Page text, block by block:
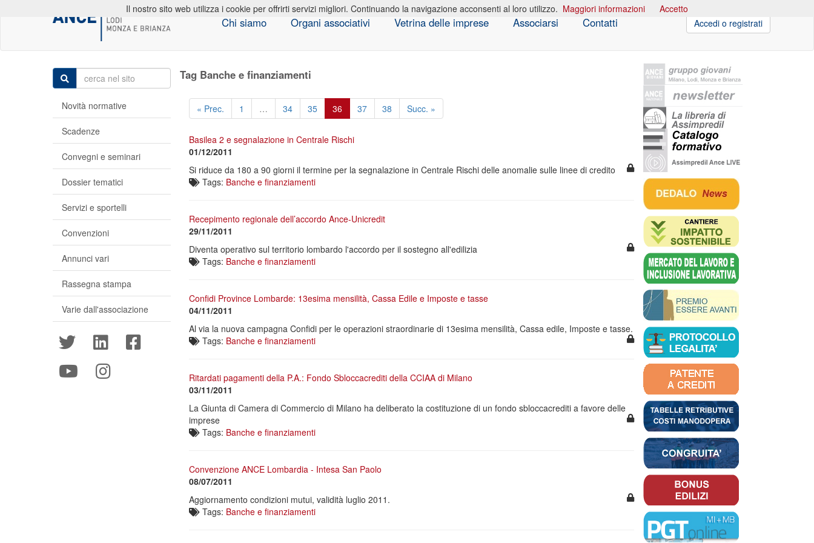
Chi siamo Organi associativi Vetrina delle imprese Associarsi Contatti Accedi o registrati
Tag Banche e finanziamenti
« Prec. 1 … 34 35 36 37 38 Succ. »
Basilea 2 e segnalazione in Centrale Rischi
01/12/2011
Si riduce da 180 a 90 giorni il termine per la segnalazione in Centrale Rischi delle anomalie sulle linee di credito
Tags: Banche e finanziamenti
Recepimento regionale dell’accordo Ance-Unicredit
29/11/2011
Diventa operativo sul territorio lombardo l'accordo per il sostegno all'edilizia
Tags: Banche e finanziamenti
Confidi Province Lombarde: 13esima mensilità, Cassa Edile e Imposte e tasse
04/11/2011
Al via la nuova campagna Confidi per le operazioni straordinarie di 13esima mensilità, Cassa edile, Imposte e tasse.
Tags: Banche e finanziamenti
Ritardati pagamenti della P.A.: Fondo Sbloccacrediti della CCIAA di Milano
03/11/2011
La Giunta di Camera di Commercio di Milano ha deliberato la costituzione di un fondo sbloccacrediti a favore delle
imprese
Tags: Banche e finanziamenti
Convenzione ANCE Lombardia - Intesa San Paolo
08/07/2011
Aggiornamento condizioni mutui, validità luglio 2011.
Tags: Banche e finanziamenti
Novità normative
Scadenze
Convegni e seminari
Dossier tematici
Servizi e sportelli
Convenzioni
Annunci vari
Rassegna stampa
Varie dall'associazione
Il nostro sito web utilizza i cookie per offrirti servizi migliori. Continuando la navigazione acconsenti al loro utilizzo. Maggiori informazioni Accetto